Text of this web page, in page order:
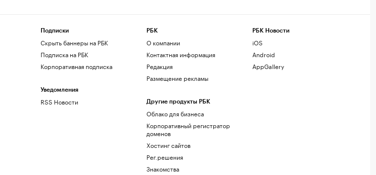
Подписки
Скрыть баннеры на РБК
Подписка на РБК
Корпоративная подписка
Уведомления
RSS Новости
РБК
О компании
Контактная информация
Редакция
Размещение рекламы
Другие продукты РБК
Облако для бизнеса
Корпоративный регистратор
доменов
Хостинг сайтов
Рег.решения
Знакомства
РБК Новости
iOS
Android
AppGallery